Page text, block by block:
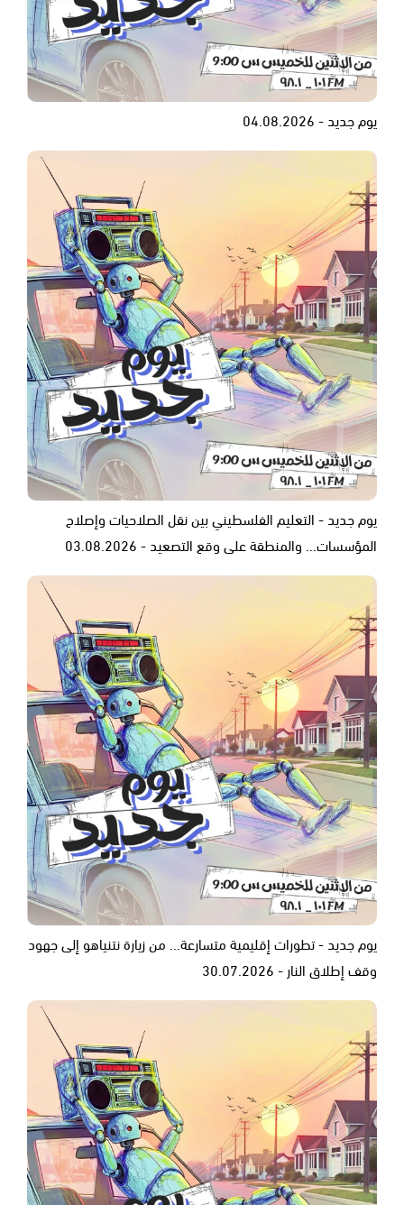
يوم جديد - 04.08.2026
يوم جديد - التعليم الفلسطيني بين نقل الصلاحيات وإصلاح
المؤسسات... والمنطقة على وقع التصعيد - 03.08.2026
يوم جديد - تطورات إقليمية متسارعة... من زيارة نتنياهو إلى جهود
وقف إطلاق النار - 30.07.2026